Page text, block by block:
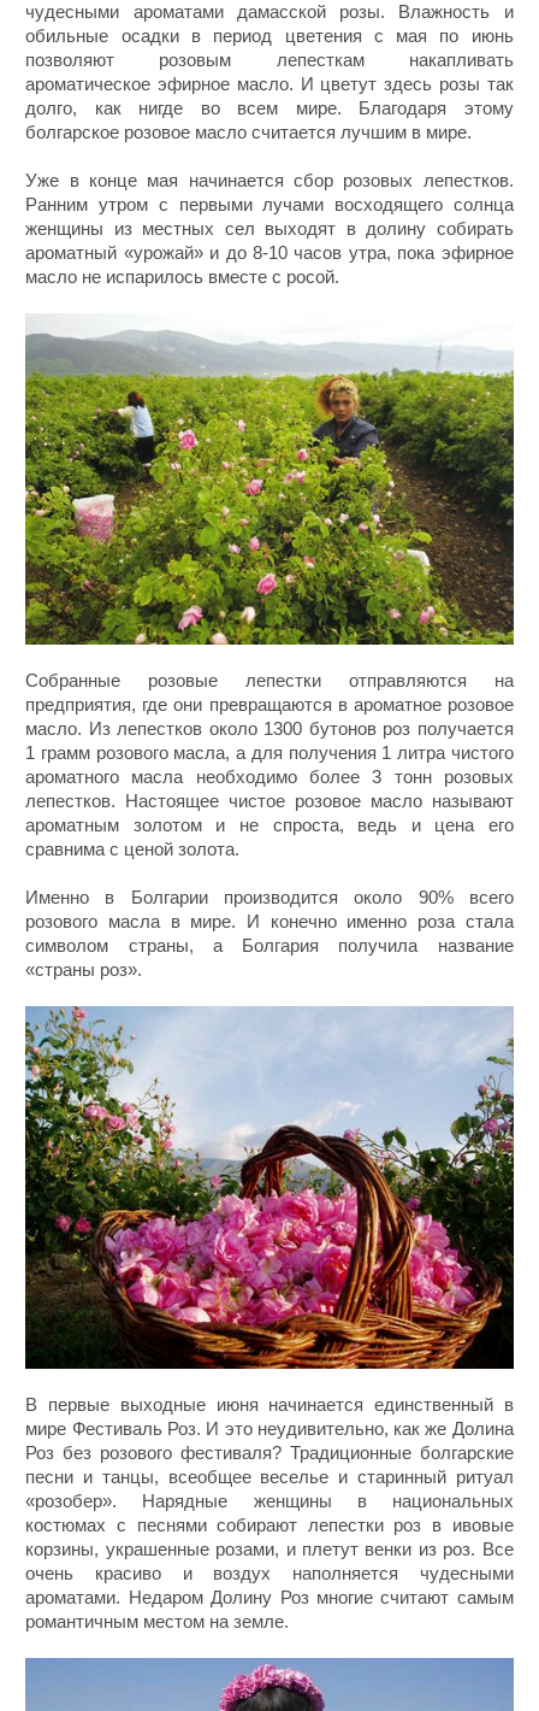
чудесными ароматами дамасской розы. Влажность и
обильные осадки в период цветения с мая по июнь
позволяют розовым лепесткам накапливать
ароматическое эфирное масло. И цветут здесь розы так
долго, как нигде во всем мире. Благодаря этому
болгарское розовое масло считается лучшим в мире.
Уже в конце мая начинается сбор розовых лепестков.
Ранним утром с первыми лучами восходящего солнца
женщины из местных сел выходят в долину собирать
ароматный «урожай» и до 8-10 часов утра, пока эфирное
масло не испарилось вместе с росой.
Собранные розовые лепестки отправляются на
предприятия, где они превращаются в ароматное розовое
масло. Из лепестков около 1300 бутонов роз получается
1 грамм розового масла, а для получения 1 литра чистого
ароматного масла необходимо более 3 тонн розовых
лепестков. Настоящее чистое розовое масло называют
ароматным золотом и не спроста, ведь и цена его
сравнима с ценой золота.
Именно в Болгарии производится около 90% всего
розового масла в мире. И конечно именно роза стала
символом страны, а Болгария получила название
«страны роз».
В первые выходные июня начинается единственный в
мире Фестиваль Роз. И это неудивительно, как же Долина
Роз без розового фестиваля? Традиционные болгарские
песни и танцы, всеобщее веселье и старинный ритуал
«розобер». Нарядные женщины в национальных
костюмах с песнями собирают лепестки роз в ивовые
корзины, украшенные розами, и плетут венки из роз. Все
очень красиво и воздух наполняется чудесными
ароматами. Недаром Долину Роз многие считают самым
романтичным местом на земле.